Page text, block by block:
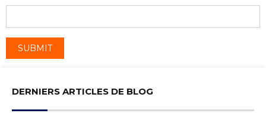
DERNIERS ARTICLES DE BLOG